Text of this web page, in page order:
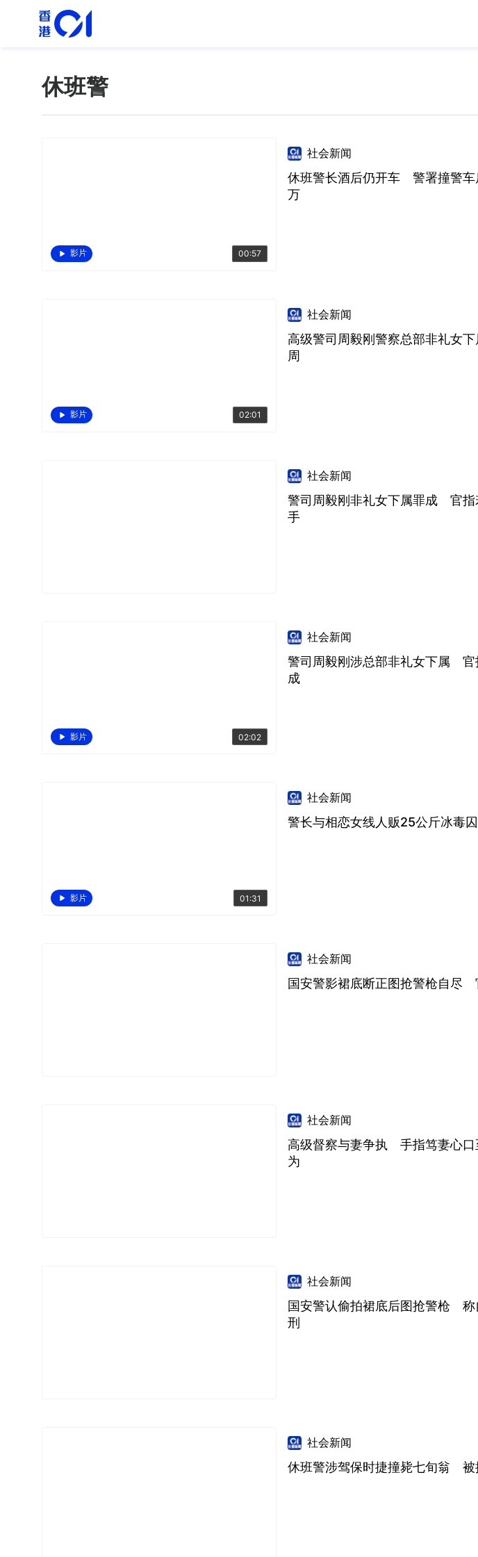
休班警
影片 00:57
社会新闻
休班警长酒后仍开车 警署撞警
万
影片 02:01
社会新闻
高级警司周毅刚警察总部非礼
周
社会新闻
警司周毅刚非礼女下属罪成 官
手
影片 02:02
社会新闻
警司周毅刚涉总部非礼女下属
成
影片 01:31
社会新闻
警长与相恋女线人贩25公斤冰毒
社会新闻
国安警影裙底断正图抢警枪自尽
社会新闻
高级督察与妻争执 手指笃妻心
为
社会新闻
国安警认偷拍裙底后图抢警枪
刑
社会新闻
休班警涉驾保时捷撞毙七旬翁